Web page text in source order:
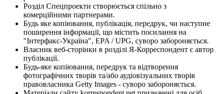
Розділ Спецпроекти створюється спільно з
комерційними партнерами.
Будь яке копіювання, публікація, передрук, чи наступне
поширення інформації, що містить посилання на
"Інтерфакс-Україна", EPA / UPG, суворо забороняється.
Власник веб-сторінки в розділі Я-Корреспондент є автор
публікації.
Будь-яке копіювання, передрук та відтворення
фотографічних творів та/або аудіовізуальних творів
правовласника Getty Images - суворо забороняється.